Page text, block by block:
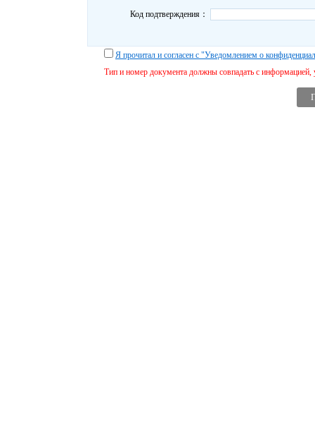
Код подтверждения：
Я прочитал и согласен с "Уведомлением о
Тип и номер документа должны совпадать с информацией,